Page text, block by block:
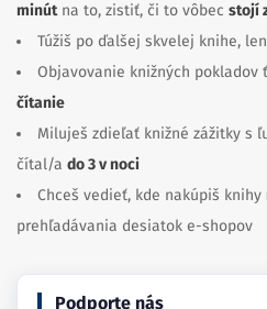
minútna to, zistiť, či to vôbec stojí
Túžiš po ďalšej skvelej knihe, len
Objavovanie knižných pokladov
čítanie
Miluješ zdieľať knižné zážitky s
čítal/a do 3 v noci
Chceš vedieť, kde nakúpiš knihy
prehľadávania desiatok e-shopov
Podporte nás